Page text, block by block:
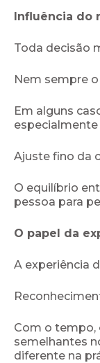
Influência do
Toda decisão
Nem sempre
Em alguns
Ajuste fino da
O equilíbrio
pessoa para
O papel da
A experiência
Com o tempo,
semelhantes
diferente na